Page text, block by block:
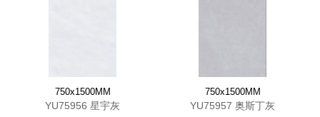
750x1500MM
YU75956 星宇灰
750x1500MM
YU75957 奥斯丁灰